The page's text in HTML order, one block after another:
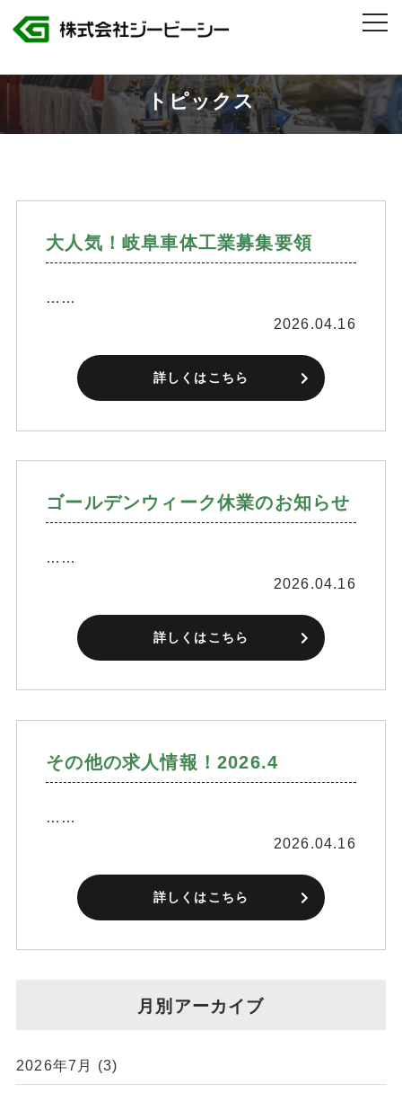
株式会社ジービーシー 岐阜県・愛知県のトヨタグループ製造人材派遣
>2026年>4月
トピックス
大人気！岐阜車体工業募集要領
……
2026.04.16
詳しくはこちら
ゴールデンウィーク休業のお知らせ
……
2026.04.16
詳しくはこちら
その他の求人情報！2026.4
……
2026.04.16
詳しくはこちら
月別アーカイブ
2026年7月 (3)